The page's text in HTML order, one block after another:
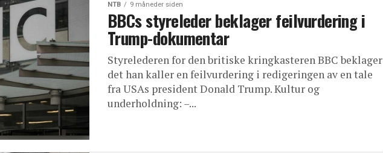
NTB 9 måneder siden
BBCs styreleder beklager feilvurdering i
Trump-dokumentar
Styrelederen for den britiske kringkasteren BBC beklager
det han kaller en feilvurdering i redigeringen av en tale
fra USAs president Donald Trump. Kultur og
underholdning: –...